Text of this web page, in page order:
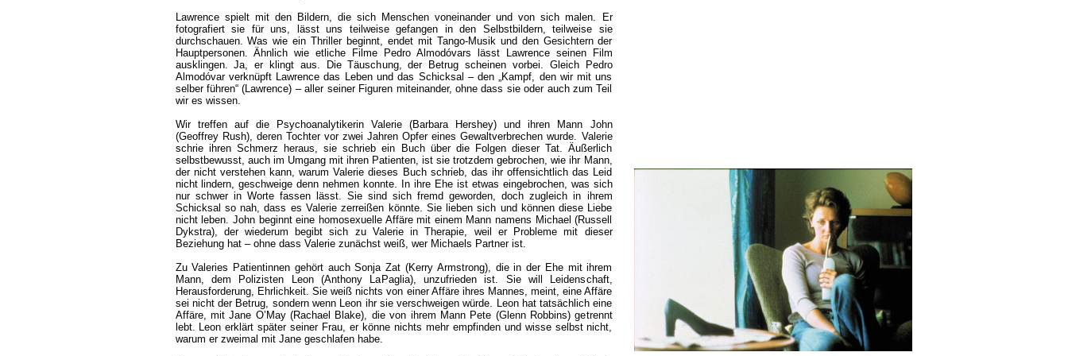
Lawrence spielt mit den Bildern, die sich Menschen voneinander und von sich malen. Er
fotografiert sie für uns, lässt uns teilweise gefangen in den Selbstbildern, teilweise sie
durchschauen. Was wie ein Thriller beginnt, endet mit Tango-Musik und den Gesichtern der
Hauptpersonen. Ähnlich wie etliche Filme Pedro Almodóvars lässt Lawrence seinen Film
ausklingen. Ja, er klingt aus. Die Täuschung, der Betrug scheinen vorbei. Gleich Pedro
Almodóvar verknüpft Lawrence das Leben und das Schicksal – den „Kampf, den wir mit uns
selber führen“ (Lawrence) – aller seiner Figuren miteinander, ohne dass sie oder auch zum Teil
wir es wissen.
Wir treffen auf die Psychoanalytikerin Valerie (Barbara Hershey) und ihren Mann John
(Geoffrey Rush), deren Tochter vor zwei Jahren Opfer eines Gewaltverbrechen wurde. Valerie
schrie ihren Schmerz heraus, sie schrieb ein Buch über die Folgen dieser Tat. Äußerlich
selbstbewusst, auch im Umgang mit ihren Patienten, ist sie trotzdem gebrochen, wie ihr Mann,
der nicht verstehen kann, warum Valerie dieses Buch schrieb, das ihr offensichtlich das Leid
nicht lindern, geschweige denn nehmen konnte. In ihre Ehe ist etwas eingebrochen, was sich
nur schwer in Worte fassen lässt. Sie sind sich fremd geworden, doch zugleich in ihrem
Schicksal so nah, dass es Valerie zerreißen könnte. Sie lieben sich und können diese Liebe
nicht leben. John beginnt eine homosexuelle Affäre mit einem Mann namens Michael (Russell
Dykstra), der wiederum begibt sich zu Valerie in Therapie, weil er Probleme mit dieser
Beziehung hat – ohne dass Valerie zunächst weiß, wer Michaels Partner ist.
Zu Valeries Patientinnen gehört auch Sonja Zat (Kerry Armstrong), die in der Ehe mit ihrem
Mann, dem Polizisten Leon (Anthony LaPaglia), unzufrieden ist. Sie will Leidenschaft,
Herausforderung, Ehrlichkeit. Sie weiß nichts von einer Affäre ihres Mannes, meint, eine Affäre
sei nicht der Betrug, sondern wenn Leon ihr sie verschweigen würde. Leon hat tatsächlich eine
Affäre, mit Jane O’May (Rachael Blake), die von ihrem Mann Pete (Glenn Robbins) getrennt
lebt. Leon erklärt später seiner Frau, er könne nichts mehr empfinden und wisse selbst nicht,
warum er zweimal mit Jane geschlafen habe.